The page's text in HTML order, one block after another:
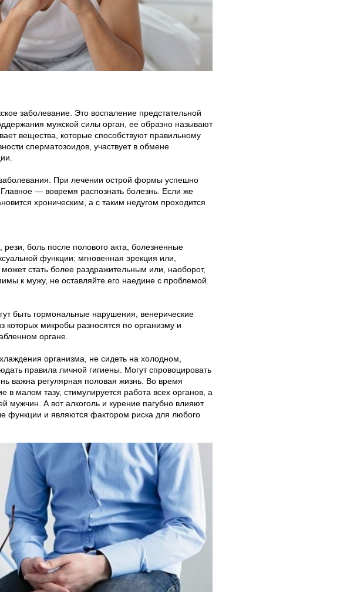
заболевание. Это воспаление предстательной
мужской силы орган, ее образно называют
вещества, которые способствуют правильному
сперматозоидов, участвует в обмене
При лечении острой формы успешно
— вовремя распознать болезнь. Если же
хроническим, а с таким недугом проходится
боль после полового акта, болезненные
функции: мгновенная эрекция или,
стать более раздражительным или, наоборот,
к мужу, не оставляйте его наедине с проблемой.
быть гормональные нарушения, венерические
микробы разносятся по организму и
органе.
организма, не сидеть на холодном,
правила личной гигиены. Могут спровоцировать
важна регулярная половая жизнь. Во время
в малом тазу, стимулируется работа всех органов, а
мужчин. А вот алкоголь и курение пагубно влияют
функции и являются фактором риска для любого